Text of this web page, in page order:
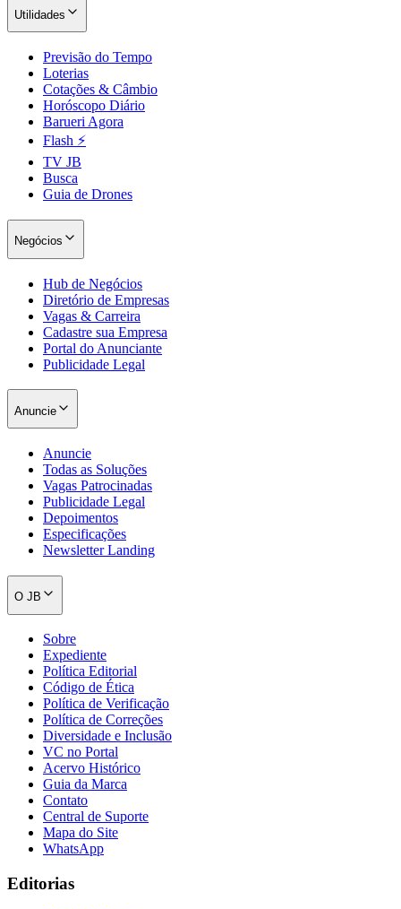
São Paulo
Santos
Utilidades
Previsão do Tempo
Loterias
Cotações & Câmbio
Horóscopo Diário
Barueri Agora
Flash ⚡
TV JB
Busca
Guia de Drones
Negócios
Hub de Negócios
Diretório de Empresas
Vagas & Carreira
Cadastre sua Empresa
Portal do Anunciante
Publicidade Legal
Anuncie
Anuncie
Todas as Soluções
Vagas Patrocinadas
Publicidade Legal
Depoimentos
Especificações
Newsletter Landing
O JB
Sobre
Expediente
Política Editorial
Código de Ética
Política de Verificação
Política de Correções
Diversidade e Inclusão
VC no Portal
Acervo Histórico
Guia da Marca
Contato
Central de Suporte
Mapa do Site
WhatsApp
Editorias